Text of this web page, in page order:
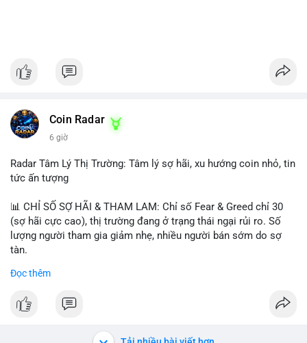
Coin Radar
6 giờ
Radar Tâm Lý Thị Trường: Tâm lý sợ hãi, xu hướng coin nhỏ, tin
tức ấn tượng
📊 CHỈ SỐ SỢ HÃI & THAM LAM: Chỉ số Fear & Greed chỉ 30
(sợ hãi cực cao), thị trường đang ở trạng thái ngại rủi ro. Số
lượng người tham gia giảm nhẹ, nhiều người bán sớm do sợ
tàn.
📈 XU HƯỚNG TÌM KIẾM & THẢO LUẬN: Biconomy (BICO),
coin được tìm kiếm nhiều nhất. Chủ đề NFT (Pudgy Penguins),
Đọc thêm